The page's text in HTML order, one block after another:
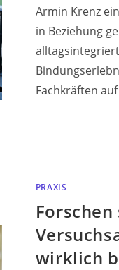
Armin Krenz
in Beziehung
Fachkräften
PRAXIS
wirklich